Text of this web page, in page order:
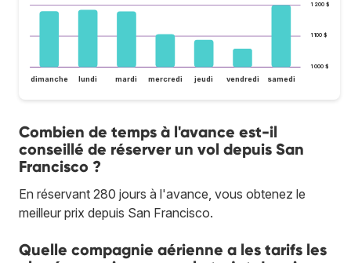
1 000 $
1 100 $
1 200 $
dimanche lundi mardi mercredi jeudi vendredi samedi
Combien de temps à l'avance est-il
conseillé de réserver un vol depuis San
Francisco ?
En réservant 280 jours à l'avance, vous obtenez le
meilleur prix depuis San Francisco.
Quelle compagnie aérienne a les tarifs les